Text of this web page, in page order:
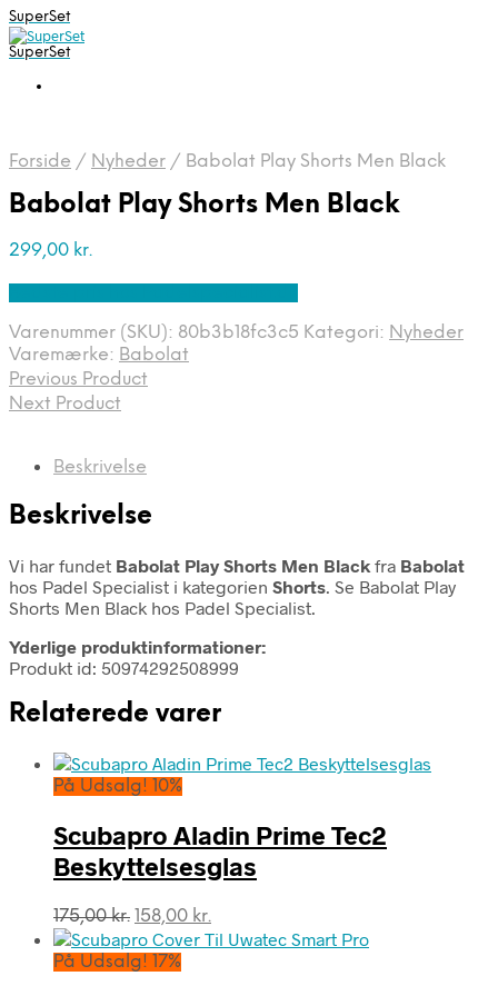
SuperSet
SuperSet
Forside / Nyheder / Babolat Play Shorts Men Black
Babolat Play Shorts Men Black
299,00 kr.
Varenummer (SKU): 80b3b18fc3c5 Kategori: Nyheder
Varemærke: Babolat
Previous Product
Next Product
Beskrivelse
Beskrivelse
Vi har fundet Babolat Play Shorts Men Black fra Babolat
hos Padel Specialist i kategorien Shorts. Se Babolat Play
Shorts Men Black hos Padel Specialist.
Yderlige produktinformationer:
Produkt id: 50974292508999
Relaterede varer
På Udsalg! 10%
Scubapro Aladin Prime Tec2
Beskyttelsesglas
175,00kr. Den
oprindelige
pris
158,00 kr.
aktuelle
På Udsalg! 17%